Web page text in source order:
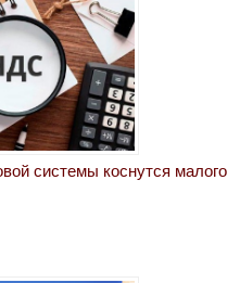
системы коснутся малого